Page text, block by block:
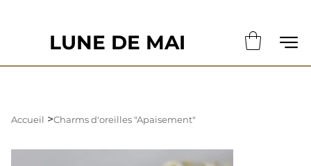
LUNE DE MAI
Accueil >Charms d'oreilles "Apaisement"